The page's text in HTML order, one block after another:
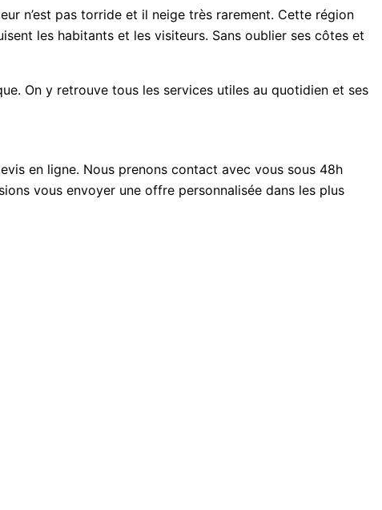
n’est pas torride et il neige très rarement. Cette région
les habitants et les visiteurs. Sans oublier ses côtes et
On y retrouve tous les services utiles au quotidien et ses
en ligne. Nous prenons contact avec vous sous 48h
vous envoyer une offre personnalisée dans les plus